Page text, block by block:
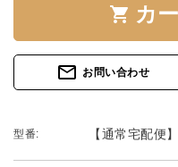
shopping_cart カ
mail_outline お問い合わせ
型番: 【通常宅配便